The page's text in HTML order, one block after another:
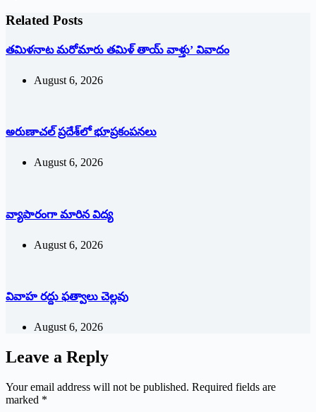
Related Posts
తమిళనాట మరోమారు తమిళ్‌ ‌తాయ్‌ ‌వాళ్తు’ వివాదం
August 6, 2026
అరుణాచల్‌ ‌ప్రదేశ్‌లో భూప్రకంపనలు
August 6, 2026
వ్యాపారంగా మారిన విద్య‌
August 6, 2026
వివాహ రద్దు ఫత్వాలు చెల్లవు
August 6, 2026
Leave a Reply
Your email address will not be published. Required fields are
marked *